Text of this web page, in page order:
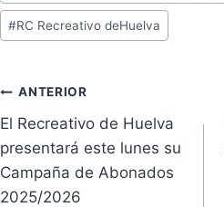
entrada:
#RC Recreativo deHuelva
Navegación
de
entradas
ANTERIOR
El Recreativo de Huelva
presentará este lunes su
Campaña de Abonados
2025/2026